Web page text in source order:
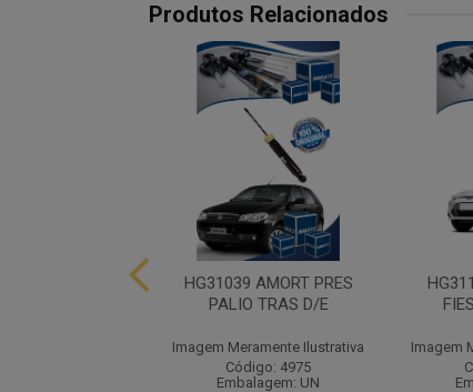
Produtos Relacionados
PRE FORS
HG31039 AMORT PRES
PALIO TRAS D/E
Imagem Meramente Ilustrativa
Código: 4975
Embalagem: UN
Imagem